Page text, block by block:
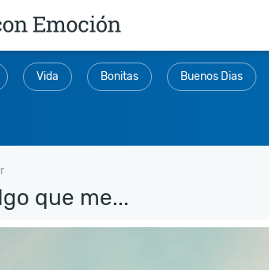
Vida Bonitas Buenos Dias
que me...